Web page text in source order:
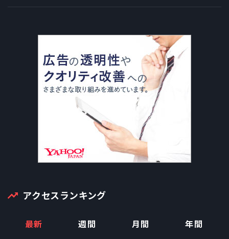
アクセスランキング
最新 週間 月間 年間